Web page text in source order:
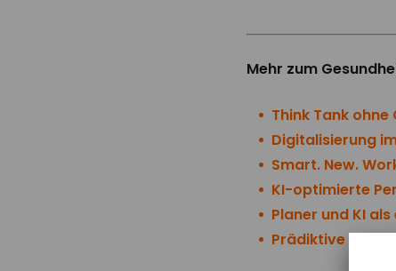
Mehr zum
Think Tank ohne
Digitalisierung
Smart. New.
KI-optimierte
Planer und KI
Prädiktive